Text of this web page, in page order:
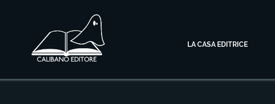
LA CASA EDITRICE